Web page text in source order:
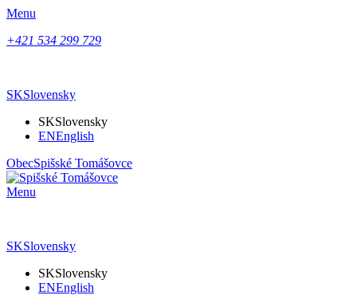
Menu
+421 534 299 729
SKSlovensky
SKSlovensky
ENEnglish
ObecSpišské Tomášovce
Menu
SKSlovensky
SKSlovensky
ENEnglish